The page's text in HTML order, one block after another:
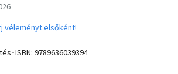
véleményt elsőként!
･ISBN: 9789636039394